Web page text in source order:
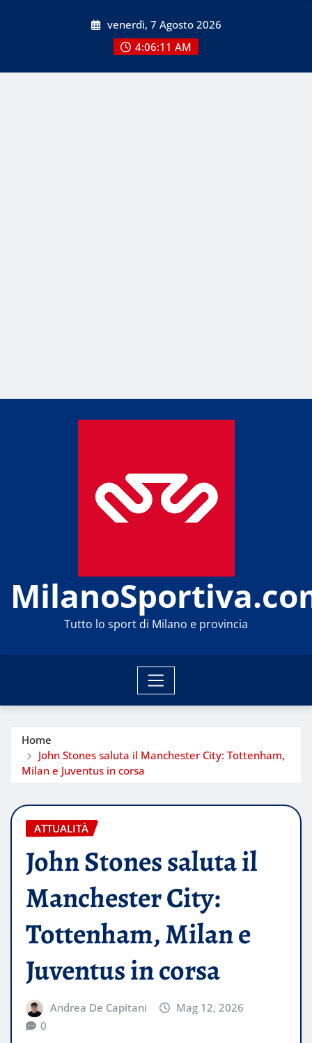
venerdì, 7 Agosto 2026
4:06:12 AM
Tutto lo sport di Milano e provincia
Home
John Stones saluta il Manchester City: Tottenham,
Milan e Juventus in corsa
ATTUALITÀ
John Stones saluta il
Manchester City:
Tottenham, Milan e
Juventus in corsa
Andrea De Capitani
Mag 12, 2026
0